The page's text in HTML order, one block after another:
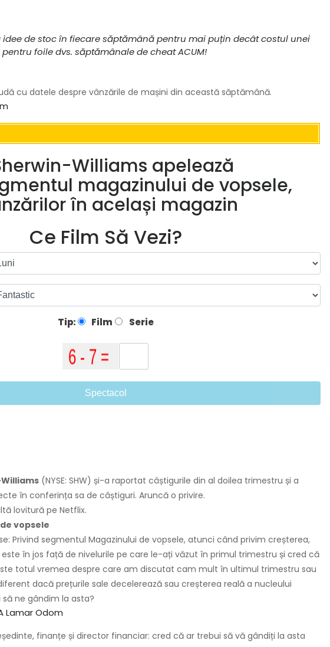
de stoc în fiecare săptămână pentru mai puțin decât costul unei
foile dvs. săptămânale de cheat ACUM!
cu datele despre vânzările de mașini din această săptămână.
Williams apelează
magazinului de vopsele,
în același magazin
Ce Film Să Vezi?
Tip: Film Serie
Spectacol
(NYSE: SHW) și-a raportat câștigurile din al doilea trimestru și a
în conferința sa de câștiguri. Aruncă o privire.
lovitură pe Netflix.
vopsele
Privind segmentul Magazinului de vopsele, atunci când privim creșterea,
este în jos față de nivelurile pe care le-ați văzut în primul trimestru și cred că
totul vremea despre care am discutat cam mult în ultimul trimestru sau
dacă prețurile sale decelerează sau creșterea reală a nucleului
ne gândim la asta?
Lamar Odom
finanțe și director financiar: cred că ar trebui să vă gândiți la asta